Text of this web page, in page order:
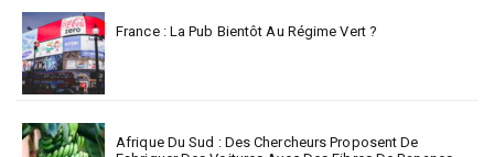
France : La Pub Bientôt Au Régime Vert ?
Afrique Du Sud : Des Chercheurs Proposent De